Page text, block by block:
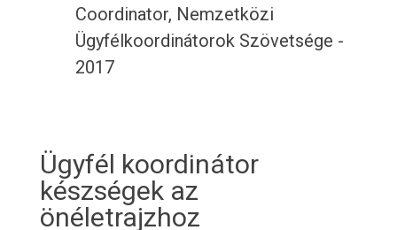
Coordinator, Nemzetközi
Ügyfélkoordinátorok Szövetsége -
2017
Ügyfél koordinátor
készségek az
önéletrajzhoz